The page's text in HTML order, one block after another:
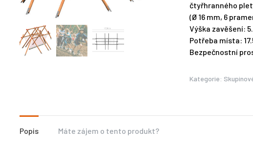
čtyřhranného
(Ø 16 mm, 6
Výška zavěšení:
Potřeba místa:
Bezpečnostní
Kategorie:
Popis Máte zájem o tento produkt?